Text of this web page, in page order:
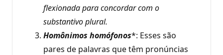
flexionada para concordar com o
substantivo plural.
Homônimos homófonos*: Esses são
pares de palavras que têm pronúncias